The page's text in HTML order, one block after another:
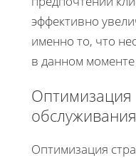
эффективно
именно то, что
в данном
Оптимизация
Оптимизация